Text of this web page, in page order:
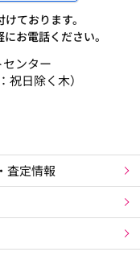
ております。
お電話ください。
ンター
祝日除く木）
定情報